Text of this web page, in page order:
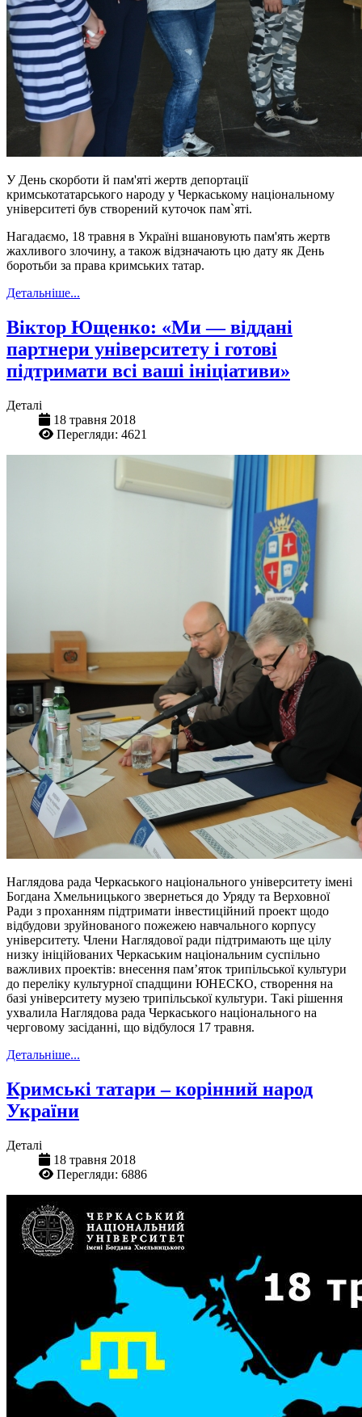
У День скорботи й пам'яті жертв депортації
кримськотатарського народу у Черкаському національному
університеті був створений куточок пам`яті.
Нагадаємо, 18 травня в Україні вшановують пам'ять жертв
жахливого злочину, а також відзначають цю дату як День
боротьби за права кримських татар.
Детальніше...
Віктор Ющенко: «Ми — віддані
партнери університету і готові
підтримати всі ваші ініціативи»
Деталі
18 травня 2018
Перегляди: 4621
Наглядова рада Черкаського національного університету імені
Богдана Хмельницького звернеться до Уряду та Верховної
Ради з проханням підтримати інвестиційний проект щодо
відбудови зруйнованого пожежею навчального корпусу
університету. Члени Наглядової ради підтримають ще цілу
низку ініційованих Черкаським національним суспільно
важливих проектів: внесення пам’яток трипільської культури
до переліку культурної спадщини ЮНЕСКО, створення на
базі університету музею трипільської культури. Такі рішення
ухвалила Наглядова рада Черкаського національного на
черговому засіданні, що відбулося 17 травня.
Детальніше...
Кримські татари – корінний народ
України
Деталі
18 травня 2018
Перегляди: 6886